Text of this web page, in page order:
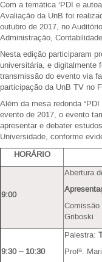
Com a temática ‘PDI e
Avaliação da UnB foi
outubro de 2017, no
Administração,
Nesta edição participaram
universitária, e digitalmente
transmissão do evento via
participação da UnB TV no
Além da mesa redonda
evento de 2017, o evento
apresentar e debater
Universidade, conforme
HORÁRIO
9:00
Abertura
Comissão
Griboski
9:30 – 10:30
Palestra:
Profª.